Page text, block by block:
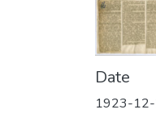
Date
1923-